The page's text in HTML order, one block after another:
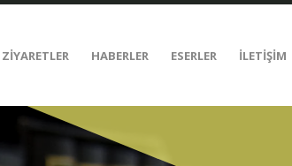
ZİYARETLER HABERLER ESERLER İLETİŞİM